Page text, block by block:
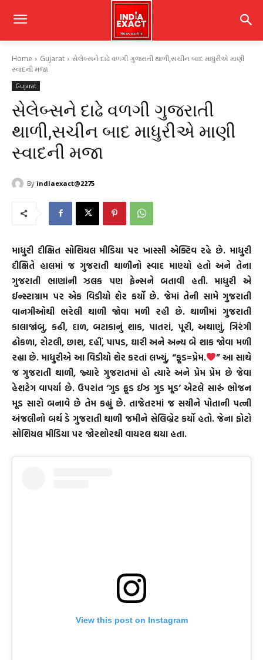
Home Gujarat
સેલેબ્સને દાઢે વળગી ગુજરાતી થાળી,સચીન બાદ માધુરીએ માણી
સ્વાદની મજા
Gujarat
સેલેબ્સને દાઢે વળગી ગુજરાતી
થાળી,સચીન બાદ માધુરીએ માણી
સ્વાદની મજા
By indiaexact@2275
માધુરી દીક્ષિત સોશિયલ મીડિયા પર ખાસ્સી એક્ટિવ રહે છે. માધુરી
દીક્ષિતે હાલમાં જ ગુજરાતી થાળીનો સ્વાદ માણ્યો હતો અને તેના
ગુજરાતી ભાણાંની ઝલક પણ ફેન્સને બતાવી હતી. માધુરી એ
ઈન્સ્ટાગ્રામ પર એક વિડીયો શેર કર્યો છે. જેમાં તેની સામે ગુજરાતી
વાનગીઓથી ભરેલી થાળી જોવા મળી રહી છે. થાળીમાં ગુજરાતી
કાલાજાંબુ, કઢી, દાળ, બટાકાનું શાક, પાતરાં, પૂરી, અથાણું, ત્રિરંગી
ઢોકળા, રોટલી, છાશ, દહીં, પાપડ, ઘારી અને અન્ય બે શાક જોવા મળી
રહ્યા છે. માધુરીએ આ વિડીયો શેર કરતાં લખ્યું, “ફૂડ=પ્રેમ.
” આ સાથે
જ ગુજરાતી થાળી, જ્યારે ગુજરાતમાં હો ત્યારે અને પ્રેમ પ્રેમ છે જેવા
હેશટેગ વાપર્યા છે. ઉપરાંત ‘ગુડ ફૂડ ઈઝ ગુડ મૂડ’ એટલે સારું ભોજન
મૂડ સારો બનાવે છે તેમ કહ્યું છે. તાજેતરમાં જ સચીને પોતાની પત્ની
અંજલીનો બર્થ ડે ગુજરાતી થાળી જમીને સેલિબ્રેટ કર્યો હતો. જેના ફોટો
સોશિયલ મીડિયા પર જોરશોરથી વાયરલ થયા હતા.
View this post on Instagram